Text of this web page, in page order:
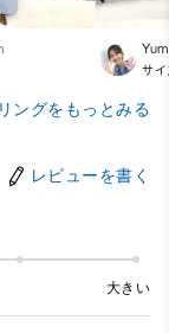
サ
ングをもっとみる
レビューを書く
大きい